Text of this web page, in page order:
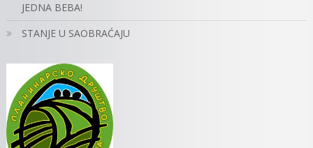
JEDNA BEBA!
STANJE U SAOBRAĆAJU